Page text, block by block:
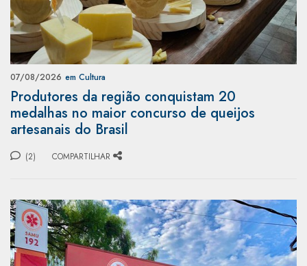
07/08/2026 em Cultura
Produtores da região conquistam 20
medalhas no maior concurso de queijos
artesanais do Brasil
(2) COMPARTILHAR